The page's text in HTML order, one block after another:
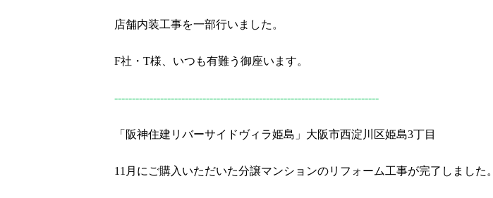
店舗内装工事を一部行いました。
F社・T様、いつも有難う御座います。
---------------------------------------------------------------------------
「阪神住建リバーサイドヴィラ姫島」大阪市西淀川区姫島3丁目
11月にご購入いただいた分譲マンションのリフォーム工事が完了しました。